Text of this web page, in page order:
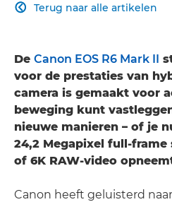
Terug naar alle artikelen

De Canon EOS R6 Mark II
voor de prestaties van
camera is gemaakt voor
beweging kunt
nieuwe manieren – of je
24,2 Megapixel full-
of 6K RAW-video
Canon heeft geluisterd